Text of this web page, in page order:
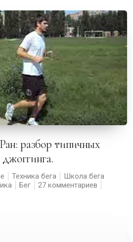
Техника бега
Школа бега
Бег 27 комментариев